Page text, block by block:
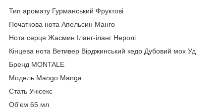
Тип аромату Гурманський Фруктові
Початкова нота Апельсин Манго
Нота серця Жасмин Іланг-іланг Неролі
Кінцева нота Ветивер Вірджинський кедр Дубовий мох Уд
Бренд MONTALE
Модель Mango Manga
Стать Унісекс
Об'єм 65 мл